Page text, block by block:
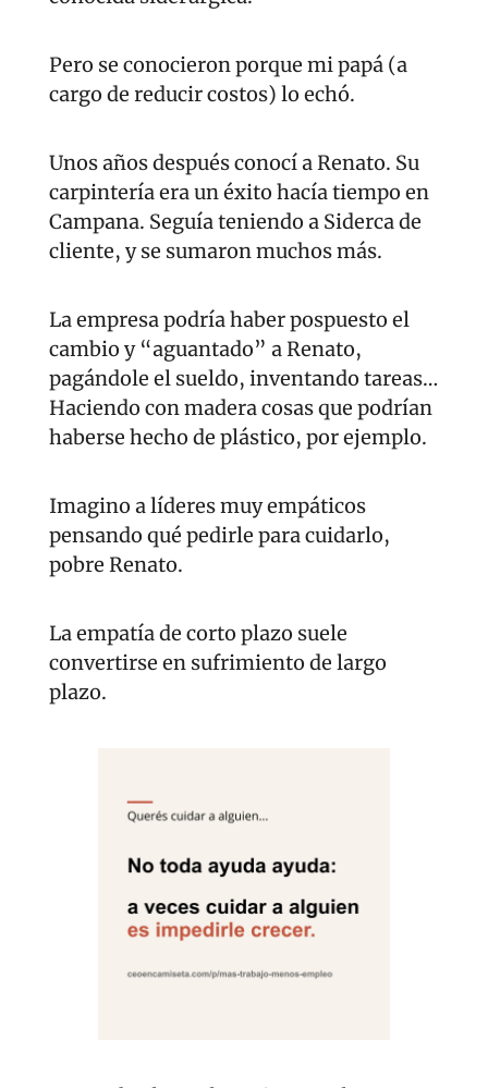
Pero se conocieron porque mi papá (a
cargo de reducir costos) lo echó.
Unos años después conocí a Renato. Su
carpintería era un éxito hacía tiempo en
Campana. Seguía teniendo a Siderca de
cliente, y se sumaron muchos más.
La empresa podría haber pospuesto el
cambio y “aguantado” a Renato,
pagándole el sueldo, inventando tareas…
Haciendo con madera cosas que podrían
haberse hecho de plástico, por ejemplo.
Imagino a líderes muy empáticos
pensando qué pedirle para cuidarlo,
pobre Renato.
La empatía de corto plazo suele
convertirse en sufrimiento de largo
plazo.